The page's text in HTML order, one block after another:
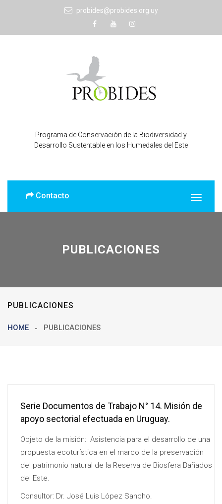
probides@probides.org.uy
Programa de Conservación de la Biodiversidad y
Desarrollo Sustentable en los Humedales del Este
Contacto
PUBLICACIONES
PUBLICACIONES
HOME PUBLICACIONES
Serie Documentos de Trabajo N° 14. Misión de
apoyo sectorial efectuada en Uruguay.
Objeto de la misión: Asistencia para el desarrollo de una
propuesta ecoturística en el marco de la preservación
del patrimonio natural de la Reserva de Biosfera Bañados
del Este.
Consultor: Dr. José Luis López Sancho.